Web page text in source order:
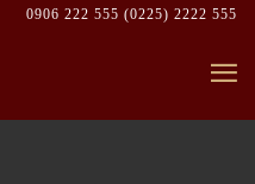
0906 222 555 (0225) 2222 555